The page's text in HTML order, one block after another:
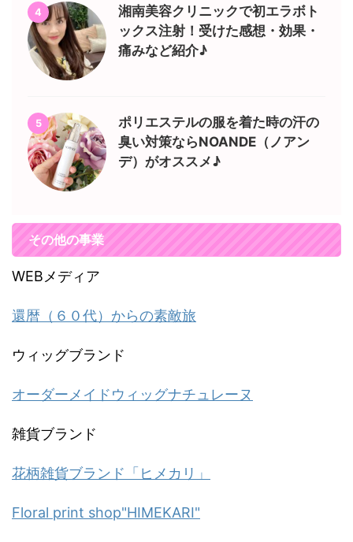
4
湘南美容クリニックで初エラボト
ックス注射！受けた感想・効果・
痛みなど紹介♪
5
ポリエステルの服を着た時の汗の
臭い対策ならNOANDE（ノアン
デ）がオススメ♪
その他の事業
WEBメディア
還暦（６０代）からの素敵旅
ウィッグブランド
オーダーメイドウィッグナチュレーヌ
雑貨ブランド
花柄雑貨ブランド「ヒメカリ」
Floral print shop"HIMEKARI"